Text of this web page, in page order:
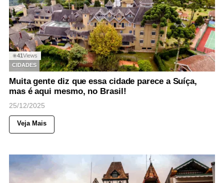
◉41Views
CIDADES
Muita gente diz que essa cidade parece a Suíça,
mas é aqui mesmo, no Brasil!
25/12/2025
Veja Mais